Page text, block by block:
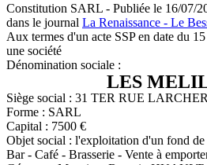
Constitution SARL - Publiée le 16/07/
dans le journal La Renaissance - Le
Aux termes d'un acte SSP en date du
une société
Dénomination sociale :
LES
Siège social : 31 TER RUE
Forme : SARL
Capital : 7500 €
Objet social : l'exploitation d'un fond de
Bar - Café - Brasserie - Vente à